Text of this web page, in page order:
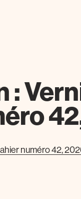
:
numéro 42,